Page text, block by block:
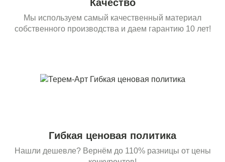
Качество
Мы используем самый качественный материал
собственного производства и даем гарантию 10 лет!
Гибкая ценовая политика
Нашли дешевле? Вернём до 110% разницы от цены